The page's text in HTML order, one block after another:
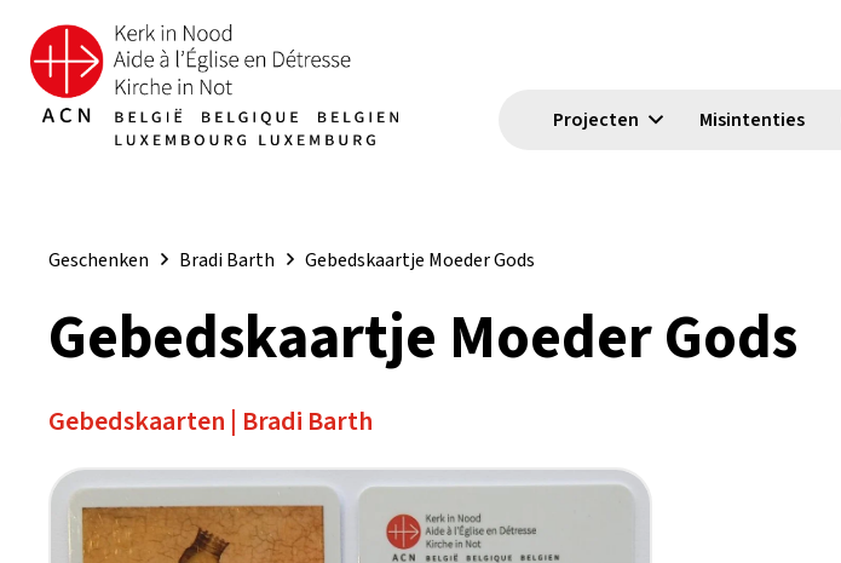
Projecten Misintenties
Geschenken Bradi Barth Gebedskaartje Moeder Gods
Gebedskaartje Moeder Gods
Gebedskaarten | Bradi Barth